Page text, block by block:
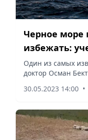
Черное море
избежать:
причины
Один из самых
доктор Осман
в Черном море.
30.05.2023 14:00 •